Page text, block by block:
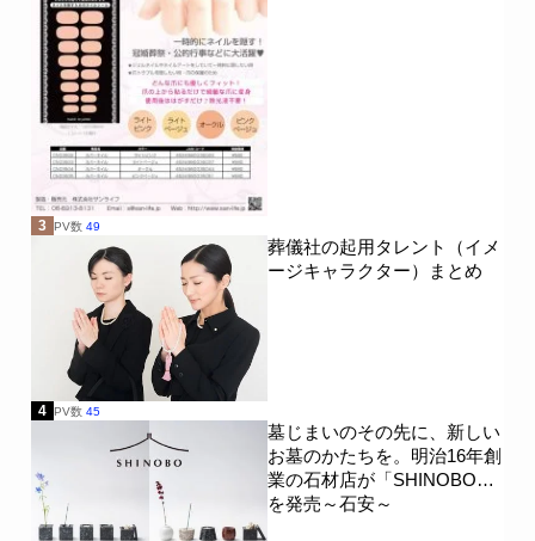
3 PV数 49
葬儀社の起用タレント（イメ
ージキャラクター）まとめ
4 PV数 45
墓じまいのその先に、新しい
お墓のかたちを。明治16年創
業の石材店が「SHINOBO」
を発売～石安～